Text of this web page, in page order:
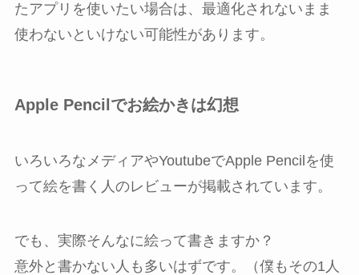
たアプリを使いたい場合は、最適化されないまま
使わないといけない可能性があります。
Apple Pencilでお絵かきは幻想
いろいろなメディアやYoutubeでApple Pencilを使
って絵を書く人のレビューが掲載されています。
でも、実際そんなに絵って書きますか？
意外と書かない人も多いはずです。（僕もその1人